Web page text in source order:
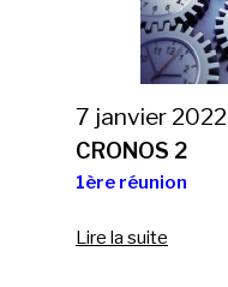
7 janvier 2022
CRONOS 2
1ère réunion
Lire la suite